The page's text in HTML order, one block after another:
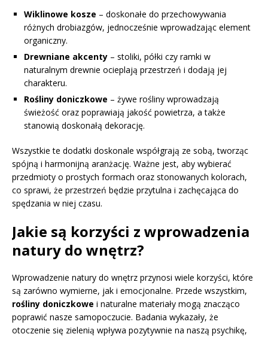
Wiklinowe kosze – doskonałe do przechowywania
różnych drobiazgów, jednocześnie wprowadzając element
organiczny.
Drewniane akcenty – stoliki, półki czy ramki w
naturalnym drewnie ocieplają przestrzeń i dodają jej
charakteru.
Rośliny doniczkowe – żywe rośliny wprowadzają
świeżość oraz poprawiają jakość powietrza, a także
stanowią doskonałą dekorację.
Wszystkie te dodatki doskonale współgrają ze sobą, tworząc
spójną i harmonijną aranżację. Ważne jest, aby wybierać
przedmioty o prostych formach oraz stonowanych kolorach,
co sprawi, że przestrzeń będzie przytulna i zachęcająca do
spędzania w niej czasu.
Jakie są korzyści z wprowadzenia
natury do wnętrz?
Wprowadzenie natury do wnętrz przynosi wiele korzyści, które
są zarówno wymierne, jak i emocjonalne. Przede wszystkim,
rośliny doniczkowe i naturalne materiały mogą znacząco
poprawić nasze samopoczucie. Badania wykazały, że
otoczenie się zielenią wpływa pozytywnie na naszą psychikę,